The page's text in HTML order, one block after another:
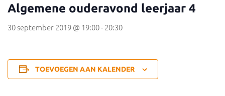
Algemene ouderavond leerjaar 4
30 september 2019 @ 19:00-20:30
TOEVOEGEN AAN KALENDER